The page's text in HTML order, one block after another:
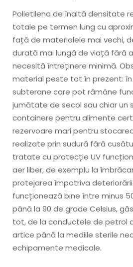
Polietilena de înaltă densitate
totale pe termen lung cu
față de materialele mai vechi,
durată mai lungă de viață fără
necesită întreținere minimă.
material peste tot în prezent:
subterane care pot rămâne
jumătate de secol sau chiar un
containere pentru alimente
rezervoare mari pentru
realizate prin sudură fără
tratate cu protecție UV
aer liber, de exemplu la
protejarea împotriva deteriorării.
funcționează bine între minus
până la 90 de grade Celsius,
tot, de la conductele de petrol
artice până la mediile sterile
echipamente medicale.